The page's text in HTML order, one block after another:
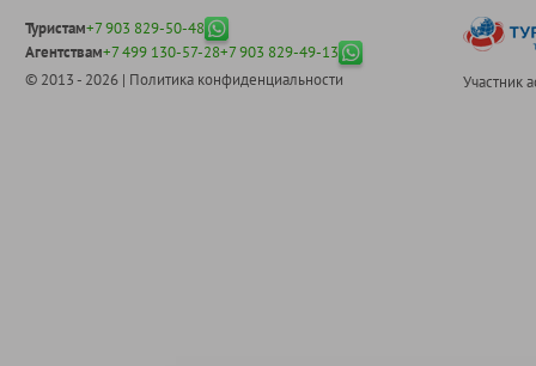
Туристам+7 903 829-50-48
Агентствам+7 499 130-57-28+7 903 829-49-13
© 2013 - 2026 | Политика конфиденциальности Участник